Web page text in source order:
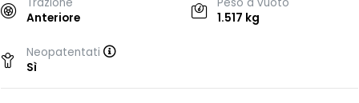
Anteriore
1.517 kg
Neopatentati
Sì